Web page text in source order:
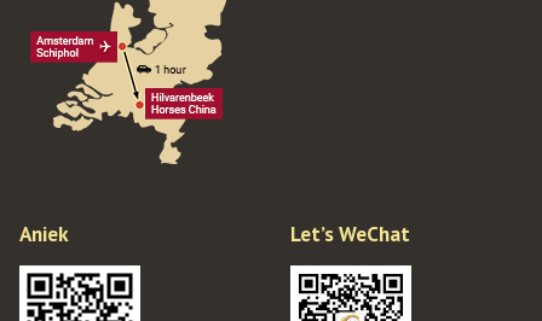
Aniek Let’s WeChat